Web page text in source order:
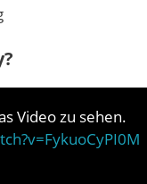
Video zu sehen.